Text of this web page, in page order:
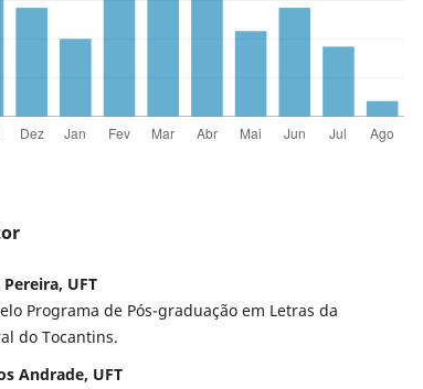
UFT
Programa de Pós-graduação em Letras da
do Tocantins.
Andrade, UFT